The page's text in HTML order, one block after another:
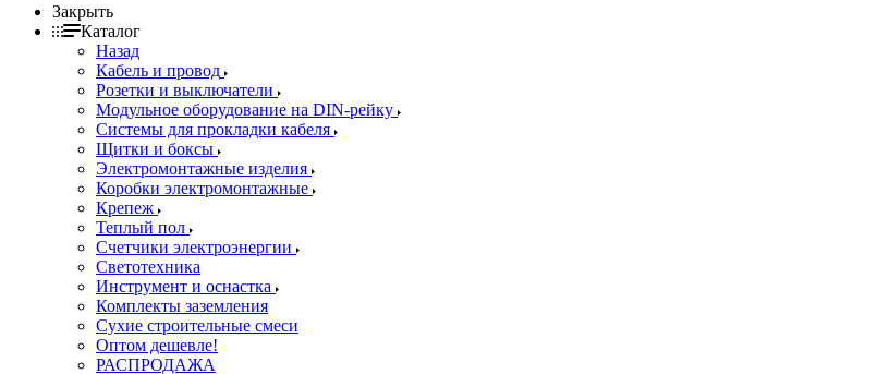
Закрыть
Каталог
Назад
Кабель и провод
Розетки и выключатели
Модульное оборудование на DIN-рейку
Системы для прокладки кабеля
Щитки и боксы
Электромонтажные изделия
Коробки электромонтажные
Крепеж
Теплый пол
Счетчики электроэнергии
Светотехника
Инструмент и оснастка
Комплекты заземления
Сухие строительные смеси
Оптом дешевле!
РАСПРОДАЖА